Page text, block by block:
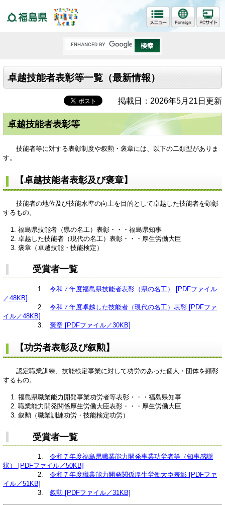
卓越技能者表彰等一覧（最新情報）
掲載日：2026年5月21日更新
卓越技能者表彰等
技能者等に対する表彰制度や叙勲・褒章には、以下の二類型がありま
す。
【卓越技能者表彰及び褒章】
技能者の地位及び技能水準の向上を目的として卓越した技能者を顕彰
するもの。
福島県技能者（県の名工）表彰・・・福島県知事
卓越した技能者（現代の名工）表彰・・・厚生労働大臣
褒章（卓越技能・技能検定）
受賞者一覧
1. 令和７年度福島県技能者表彰（県の名工） [PDFファイル
／48KB]
2. 令和７年度卓越した技能者（現代の名工）表彰 [PDFファ
イル／48KB]
3. 褒章 [PDFファイル／30KB]
【功労者表彰及び叙勲】
認定職業訓練、技能検定事業に対して功労のあった個人・団体を顕彰
するもの。
福島県職業能力開発事業功労者等表彰・・・福島県知事
職業能力開発関係厚生労働大臣表彰・・・厚生労働大臣
叙勲（職業訓練功労・技能検定功労）
受賞者一覧
1. 令和７年度福島県職業能力開発事業功労者等（知事感謝
状） [PDFファイル／50KB]
2. 令和７年度職業能力開発関係厚生労働大臣表彰 [PDFファ
イル／51KB]
3. 叙勲 [PDFファイル／31KB]